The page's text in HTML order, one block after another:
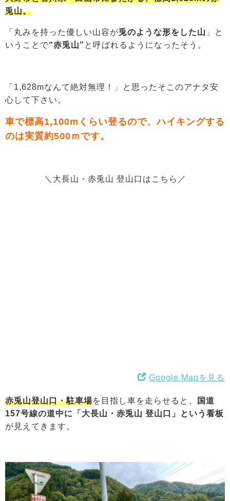
兎山。
「丸みを持った優しい山容が兎のような形をした山 」と
いうことで“赤兎山” と呼ばれるようになったそう。
「1,628mなんて絶対無理！」と思ったそこのアナタ安
心して下さい。
車で標高1,100mくらい登るので、ハイキングする
のは実質約500ｍです。
＼大長山・赤兎山 登山口はこちら／
Google Mapを見る
赤兎山登山口・駐車場を目指し車を走らせると、
国道
157号線の道中に「大長山・赤兎山 登山口」という看板
が見えてきます。